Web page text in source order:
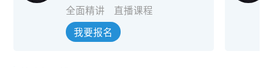
全面精讲 直播课程
我要报名